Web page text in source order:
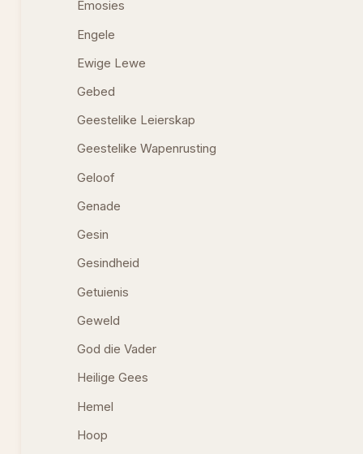
Emosies
Engele
Ewige Lewe
Gebed
Geestelike Leierskap
Geestelike Wapenrusting
Geloof
Genade
Gesin
Gesindheid
Getuienis
Geweld
God die Vader
Heilige Gees
Hemel
Hoop